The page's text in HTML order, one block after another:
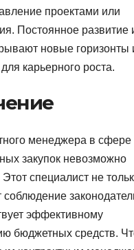
проектами или
Постоянное развитие
новые горизонты
карьерного роста.
менеджера в сфере
закупок невозможно
специалист не
соблюдение
эффективному
бюджетных средств.